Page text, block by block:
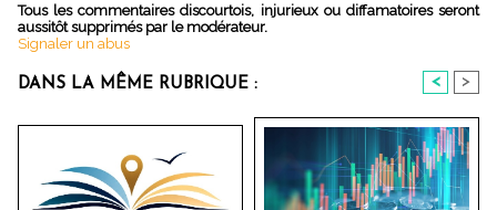
Tous les commentaires discourtois, injurieux ou diffamatoires seront
aussitôt supprimés par le modérateur.
Signaler un abus
DANS LA MÊME RUBRIQUE : < >